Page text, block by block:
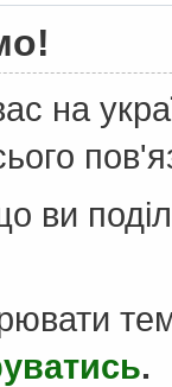
на
ви
.